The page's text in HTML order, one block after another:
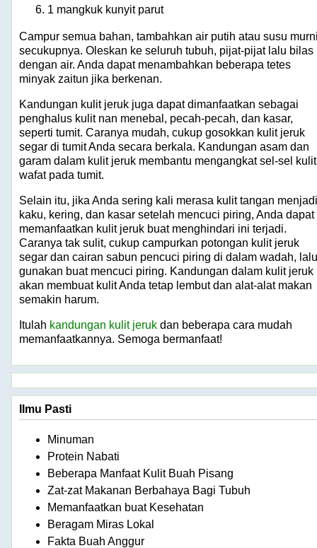
1 mangkuk kunyit parut
Campur semua bahan, tambahkan air putih atau susu
secukupnya. Oleskan ke seluruh tubuh, pijat-pijat lalu bilas
dengan air. Anda dapat menambahkan beberapa tetes
minyak zaitun jika berkenan.
Kandungan kulit jeruk juga dapat dimanfaatkan sebagai
penghalus kulit nan menebal, pecah-pecah, dan kasar,
seperti tumit. Caranya mudah, cukup gosokkan kulit jeruk
segar di tumit Anda secara berkala. Kandungan asam dan
garam dalam kulit jeruk membantu mengangkat sel-sel kulit
wafat pada tumit.
Selain itu, jika Anda sering kali merasa kulit tangan menjadi
kaku, kering, dan kasar setelah mencuci piring, Anda dapat
memanfaatkan kulit jeruk buat menghindari ini terjadi.
Caranya tak sulit, cukup campurkan potongan kulit jeruk
segar dan cairan sabun pencuci piring di dalam wadah, lalu
gunakan buat mencuci piring. Kandungan dalam kulit jeruk
akan membuat kulit Anda tetap lembut dan alat-alat makan
semakin harum.
Itulah kandungan kulit jeruk dan beberapa cara mudah
memanfaatkannya. Semoga bermanfaat!
Ilmu Pasti
Minuman
Protein Nabati
Beberapa Manfaat Kulit Buah Pisang
Zat-zat Makanan Berbahaya Bagi Tubuh
Memanfaatkan buat Kesehatan
Beragam Miras Lokal
Fakta Buah Anggur